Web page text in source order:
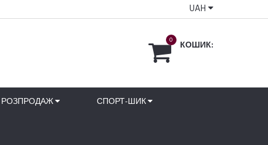
UAH
0 КОШИК:
РОЗПРОДАЖ СПОРТ-ШИК